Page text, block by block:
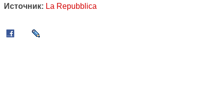
Источник: La Repubblica